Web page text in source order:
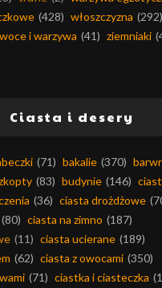
(428) włoszczyzna (292)
i warzywa (41) ziemniaki
Ciasta i desery
(71) bakalie (370)
(83) budynie (146)
(36) ciasta drożdżowe
(80) ciasta na zimno (187)
(11) ciasta ucierane (189)
(62) ciasta z owocami (350)
(71) ciastka i ciasteczka